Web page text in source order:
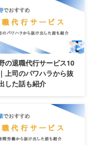
ト
ル
ング
2026/8/9
の退職代行サービス10
上司のパワハラから抜
した話も紹介